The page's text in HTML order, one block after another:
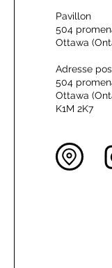
Pavillon
504
Ottawa
Adresse
504
Ottawa
K1M 2K7